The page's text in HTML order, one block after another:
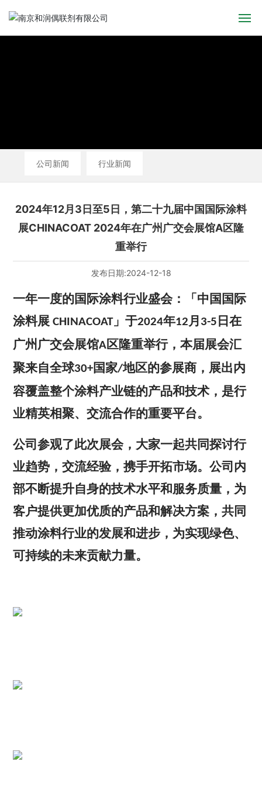
人才招聘
联系我们
公司新闻 行业新闻
2024年12月3日至5日，第二十九届‌中国国际涂料
展CHINACOAT 2024年在广州广交会展馆A区隆
重举行
发布日期:2024-12-18
一年一度的国际涂料行业盛会：「中国国际
涂料展CHINACOAT」于2024年12月 3-5 日在
广州广交会展馆A区隆重举行，本届展会汇
聚来自全球30+国家/地区的参展商，展出内
容覆盖整个涂料产业链的产品和技术，是行
业精英相聚、交流合作的重要平台。
公司参观了此次展会，大家一起共同探讨行
业趋势，交流经验，携手开拓市场。公司内
部不断提升自身的技术水平和服务质量，为
客户提供更加优质的产品和解决方案，共同
推动涂料行业的发展和进步，为实现绿色、
可持续的未来贡献力量。